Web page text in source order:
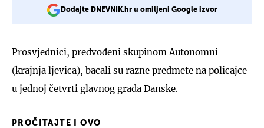
Dodajte DNEVNIK.hr u omiljeni Google izvor
Prosvjednici, predvođeni skupinom Autonomni
(krajnja ljevica), bacali su razne predmete na policajce
u jednoj četvrti glavnog grada Danske.
PROČITAJTE I OVO